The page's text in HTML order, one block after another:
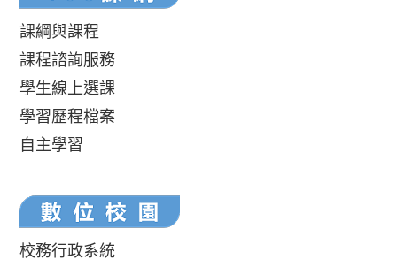
課綱與課程
課程諮詢服務
學生線上選課
學習歷程檔案
自主學習
校務行政系統